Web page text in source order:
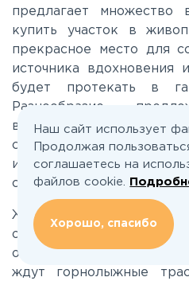
Новорязанское
Носовихинское
Пятницкое
Рогачёвское
предлагает множество
купить участок в
прекрасное место для
источника вдохновения
будет протекать в
Разнообразие
возможность
соответствует вашим
и обеспечивает все
спокойной жизни.
Жизнь загородом на
открывает новые
отдыха и душевного
ждут горнолыжные
Наш сайт использует
Продолжая
соглашаетесь на
файлов cookie.
Хорошо, спасибо